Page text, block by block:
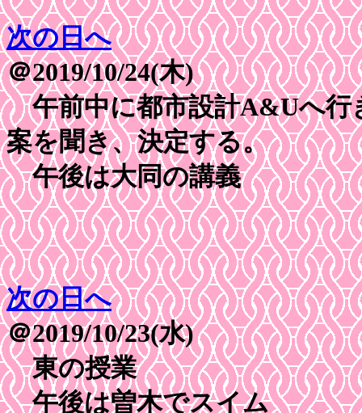
次の日へ
＠2019/10/24(木)
午前中に都市設計A&Uへ行
案を聞き、決定する。
午後は大同の講義
次の日へ
＠2019/10/23(水)
東の授業
午後は曽木でスイム